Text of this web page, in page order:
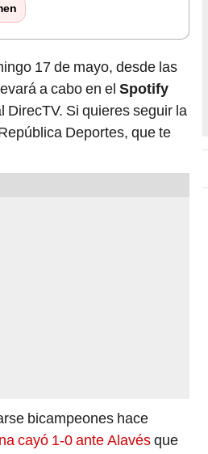
17 de mayo, desde las
a cabo en el Spotify
DirecTV. Si quieres seguir la
Deportes, que te
bicampeones hace
cayó 1-0 ante Alavésque